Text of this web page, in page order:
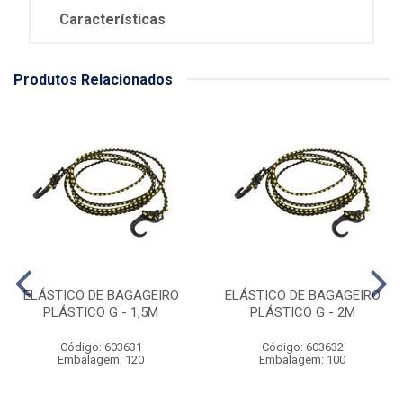
Características
Produtos Relacionados
ELÁSTICO DE BAGAGEIRO
PLÁSTICO G - 1,5M
Código: 603631
Embalagem: 120
ELÁSTICO DE BAGAGEIRO
PLÁSTICO G - 2M
Código: 603632
Embalagem: 100